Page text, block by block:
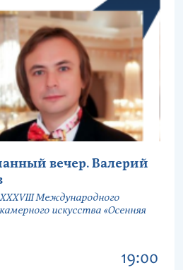
вечер. Валерий
Международного
искусства «Осенняя
19:00